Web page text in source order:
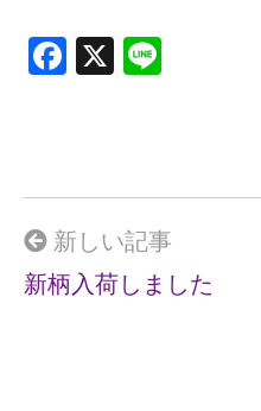
F
o
o
k
X
新しい記事
新柄入荷しました